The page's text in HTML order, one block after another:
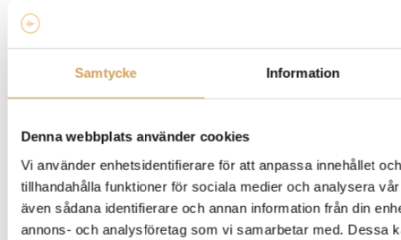
Samtycke Information
Denna webbplats använder cookies
Vi använder enhetsidentifierare för att anpassa innehållet
tillhandahålla funktioner för sociala medier och analysera
även sådana identifierare och annan information från din
annons- och analysföretag som vi samarbetar med. Dessa
Clearaudio Smart Phono v2
Riaa-steg
CLEARAUDIO